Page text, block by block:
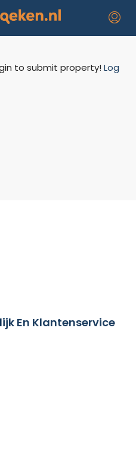
to submit property!Log
En Klantenservice